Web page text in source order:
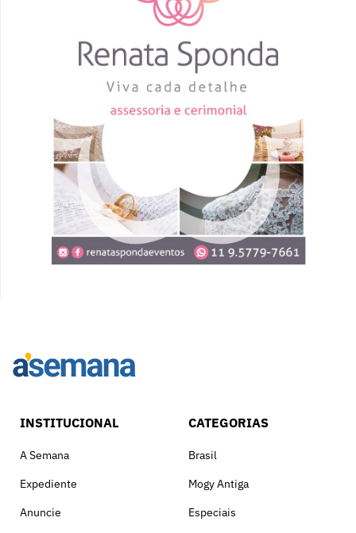
INSTITUCIONAL
A Semana
Expediente
Anuncie
CATEGORIAS
Brasil
Mogy Antiga
Especiais